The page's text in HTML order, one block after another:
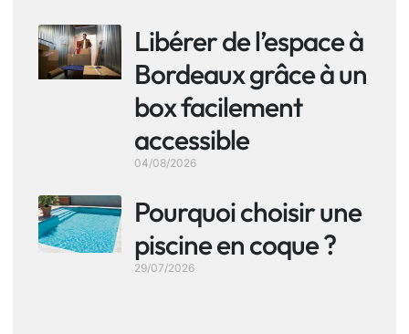
Libérer de l’espace à
Bordeaux grâce à un
box facilement
accessible
04/08/2026
Pourquoi choisir une
piscine en coque ?
29/07/2026